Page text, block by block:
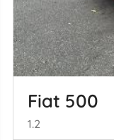
Fiat 500
1.2